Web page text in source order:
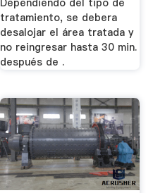
tratamiento, se debera
desalojar el área tratada y
no reingresar hasta 30 min.
después de .